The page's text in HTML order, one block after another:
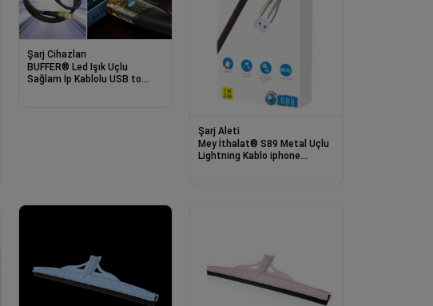
Şarj Cihazları
BUFFER® Led Işık Uçlu
Sağlam İp Kablolu USB to
Şarj Aleti
Mey İthalat® S89 Metal Uçlu
Lightning Kablo iphone